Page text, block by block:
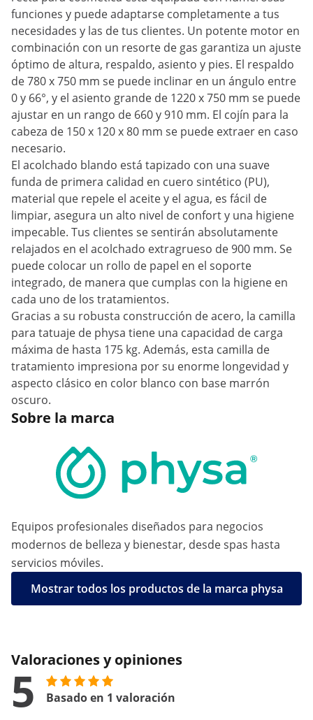
funciones y puede adaptarse completamente a tus
necesidades y las de tus clientes. Un potente motor en
combinación con un resorte de gas garantiza un ajuste
óptimo de altura, respaldo, asiento y pies. El respaldo
de 780 x 750 mm se puede inclinar en un ángulo entre
0 y 66°, y el asiento grande de 1220 x 750 mm se puede
ajustar en un rango de 660 y 910 mm. El cojín para la
cabeza de 150 x 120 x 80 mm se puede extraer en caso
necesario.
El acolchado blando está tapizado con una suave
funda de primera calidad en cuero sintético (PU),
material que repele el aceite y el agua, es fácil de
limpiar, asegura un alto nivel de confort y una higiene
impecable. Tus clientes se sentirán absolutamente
relajados en el acolchado extragrueso de 900 mm. Se
puede colocar un rollo de papel en el soporte
integrado, de manera que cumplas con la higiene en
cada uno de los tratamientos.
Gracias a su robusta construcción de acero, la camilla
para tatuaje de physa tiene una capacidad de carga
máxima de hasta 175 kg. Además, esta camilla de
tratamiento impresiona por su enorme longevidad y
aspecto clásico en color blanco con base marrón
oscuro.
Sobre la marca
Equipos profesionales diseñados para negocios
modernos de belleza y bienestar, desde spas hasta
servicios móviles.
Mostrar todos los productos de la marca physa
Valoraciones y opiniones
5 Basado en 1 valoración